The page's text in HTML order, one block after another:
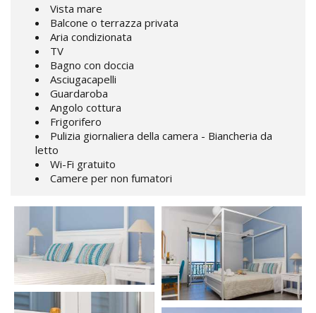
Vista mare
Balcone o terrazza privata
Aria condizionata
TV
Bagno con doccia
Asciugacapelli
Guardaroba
Angolo cottura
Frigorifero
Pulizia giornaliera della camera - Biancheria da
letto
Wi-Fi gratuito
Camere per non fumatori